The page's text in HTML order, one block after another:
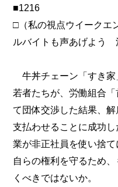
■1216
□（私の視点ウイーク
ルバイトも声あげよう
牛丼チェーン「すき家
若者たちが、労働組合
て団体交渉した結果、
支払わせることに成功
業が非正社員を使い捨て
自らの権利を守るため
くべきではないか。